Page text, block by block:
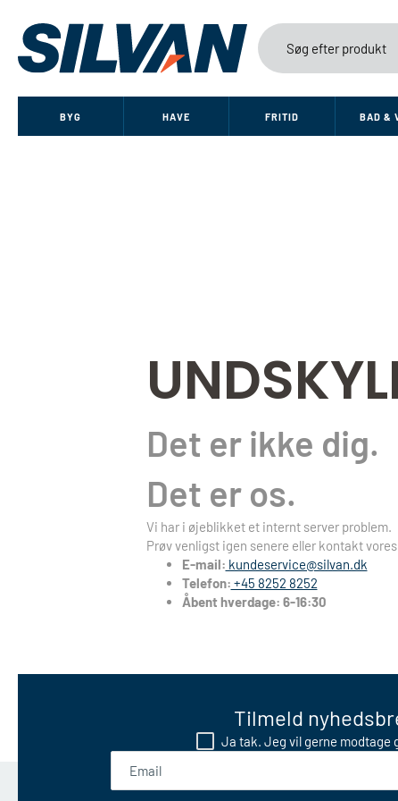
BYG HAVE FRITID BAD &
Det er ikke dig.
Det er os.
Vi har i øjeblikket et internt server problem.
Prøv venligst igen senere eller kontakt
E-mail: kundeservice@silvan.dk
Telefon: +45 8252 8252
Åbent hverdage: 6-16:30
Tilmeld
Ja tak. Jeg vil gerne modtage